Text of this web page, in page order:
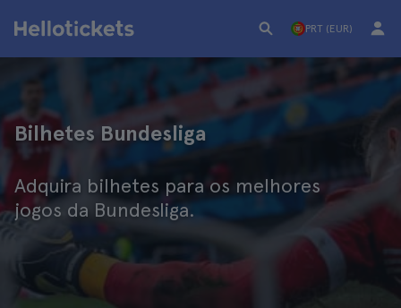
PRT (EUR)
Bilhetes Bundesliga
Adquira bilhetes para os melhores
jogos da Bundesliga.